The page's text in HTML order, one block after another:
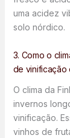
uma acidez
solo nórdico.
3. Como o
de vinificação
O clima da
invernos
vinificação.
vinhos de